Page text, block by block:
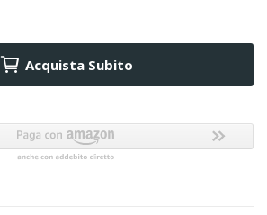
Acquista Subito